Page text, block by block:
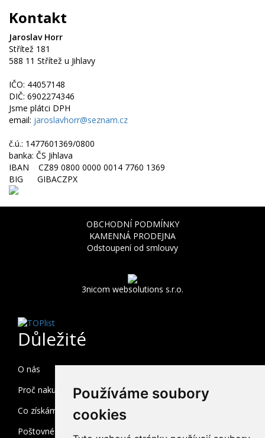
Používáme soubory
cookies
Kontakt
Jaroslav Horr
Střítež 181
588 11 Střítež u Jihlavy
IČO: 44057148
DIČ: 6902274346
Jsme plátci DPH
email: jaroslavhorr@seznam.cz
č.ú.: 1477601369/0800
banka: ČS Jihlava
IBAN CZ89 0800 0000 0014 7760 1369
BIG GIBACZPX
OBCHODNÍ PODMÍNKY
KAMENNÁ PRODEJNA
Odstoupení od smlouvy
3nicom websolutions s.r.o.
Důležité
O nás
Proč nakupovat u nás
Co získám registrací
Poštovné a balné